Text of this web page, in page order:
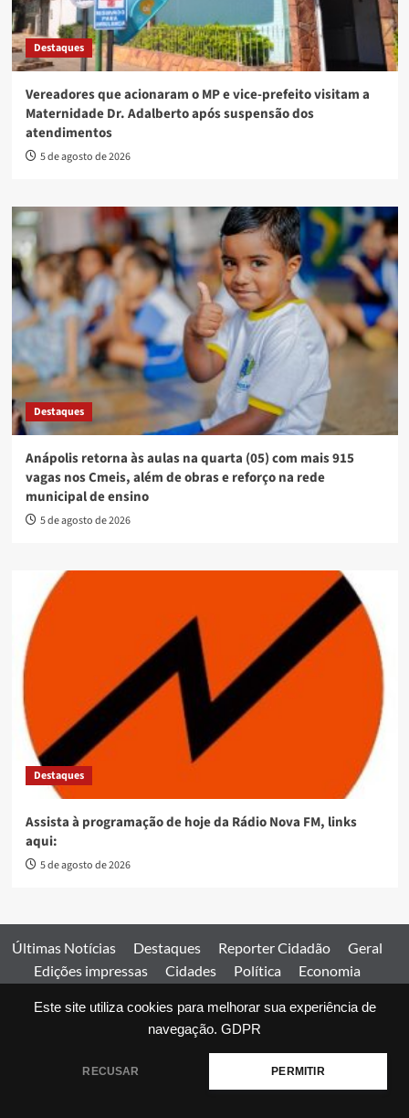
Este site utiliza cookies para melhorar sua experiência de
navegação. GDPR
RECUSAR PERMITIR
Destaques
Vereadores que acionaram o MP e vice-prefeito visitam a
Maternidade Dr. Adalberto após suspensão dos
atendimentos
5 de agosto de 2026
Destaques
Anápolis retorna às aulas na quarta (05) com mais 915
vagas nos Cmeis, além de obras e reforço na rede
municipal de ensino
5 de agosto de 2026
Destaques
Assista à programação de hoje da Rádio Nova FM, links
aqui:
5 de agosto de 2026
Últimas Notícias Destaques Reporter Cidadão
Geral
Edições impressas
Cidades Política
Economia
Comercial
Edições impressas Expediente Home
© 2026 Jornal Estado de Goiás. Todos os direitos reservados.
by AF themes.